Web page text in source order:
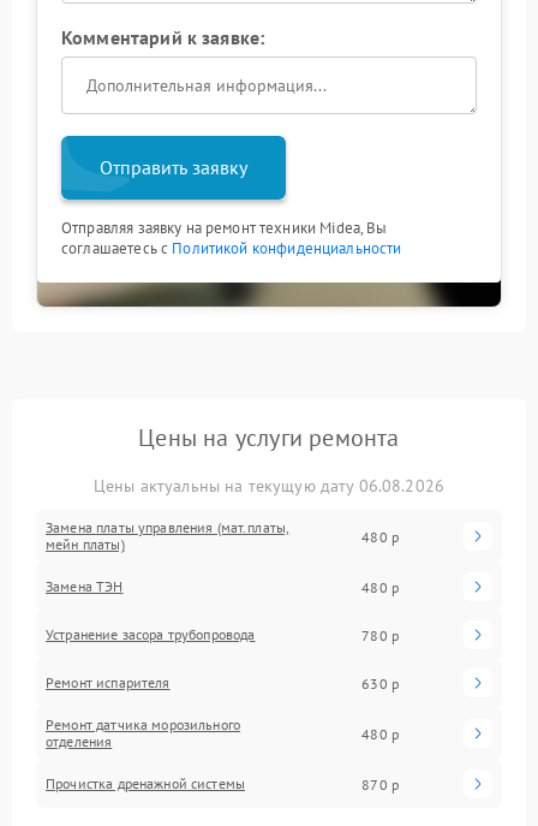
Комментарий к заявке:
Отправить заявку
Отправляя заявку на ремонт техники Midea, Вы
соглашаетесь с Политикой конфиденциальности
Цены на услуги ремонта
Цены актуальны на текущую дату 06.08.2026
Замена платы управления (мат.платы,
мейн платы)
480 р
Замена ТЭН 480 р
Устранение засора трубопровода 780 р
Ремонт испарителя 630 р
Ремонт датчика морозильного
отделения
480 р
Прочистка дренажной системы 870 р